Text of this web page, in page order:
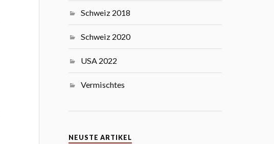
Schweiz 2018
Schweiz 2020
USA 2022
Vermischtes
NEUSTE ARTIKEL